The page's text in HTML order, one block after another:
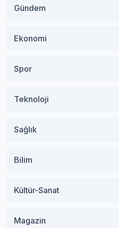
Gündem
Ekonomi
Spor
Teknoloji
Sağlık
Bilim
Kültür-Sanat
Magazin